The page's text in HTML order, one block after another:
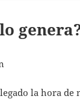
la hora de